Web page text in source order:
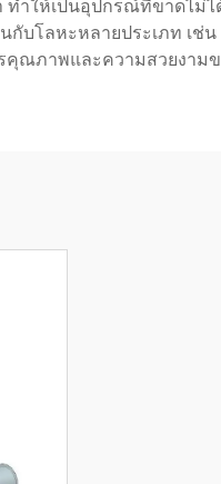
ำให้เป็นอุปกรณ์ที่ขาดไม่ไ
โลหะหลายประเภท เช่น
ณภาพและความสวยงาม